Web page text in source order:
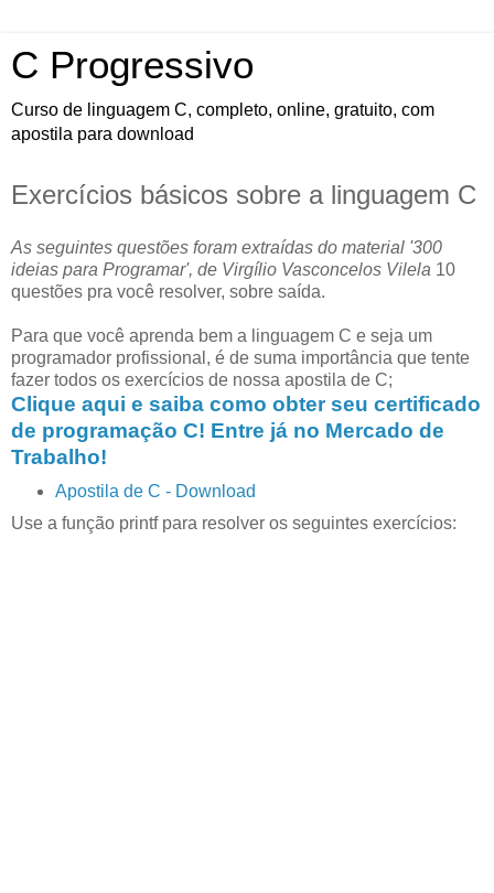
C Progressivo
Curso de linguagem C, completo, online, gratuito, com
apostila para download
Exercícios básicos sobre a linguagem C
As seguintes questões foram extraídas do material '300
ideias para Programar', de Virgílio Vasconcelos Vilela 10
questões pra você resolver, sobre saída.
Para que você aprenda bem a linguagem C e seja um
programador profissional, é de suma importância que tente
fazer todos os exercícios de nossa apostila de C;
Clique aqui e saiba como obter seu certificado
de programação C! Entre já no Mercado de
Trabalho!
Apostila de C - Download
Use a função printf para resolver os seguintes exercícios: